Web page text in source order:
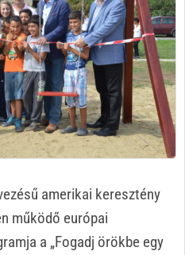
amerikai keresztény
működő európai
a „Fogadj örökbe egy